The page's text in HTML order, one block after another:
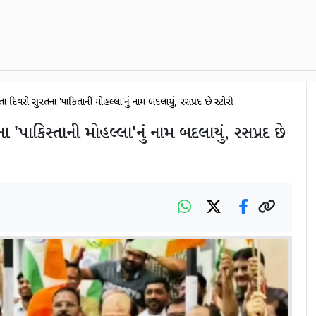
દિવસે સુરતના 'પાકિસ્તાની મોહલ્લા'નું નામ બદલાયું, રસપ્રદ છે સ્ટોરી
'પાકિસ્તાની મોહલ્લા'નું નામ બદલાયું, રસપ્રદ છે